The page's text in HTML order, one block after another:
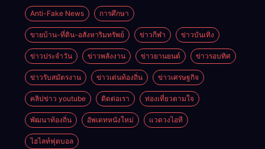
2569 และ
การแข่งขัน
ฟุตบอลวันรพี
เพื่อเชื่อม
ความสัมพันธ์
อันดีของ
หน่วยงานใน
กระบวนการ
ยุติธรรม
Thailand
2026 เชื่อม 4
งานใหญ่
สร้างโอกาส
ธุรกิจครบ
วงจร ด้วยครับ
Anti-Fake News การศึกษา
ขายบ้าน-ที่ดิน-อสังหาริมทรัพย์ ข่าวกีฬา ข่าวบันเทิง
ข่าวประจำวัน ข่าวพลังงาน ข่าวยานยนต์ ข่าวรอบทิศ
ข่าวรับสมัตรงาน ข่าวเด่นท้องถิ่น ข่าวเศรษฐกิจ
คลิปข่าว youtube ติดต่อเรา ท่องเที่ยวตามใจ
พัฒนาท้องถิ่น อัพเดทหนังใหม่ แวดวงไอที
ไฮไลท์ฟุตบอล